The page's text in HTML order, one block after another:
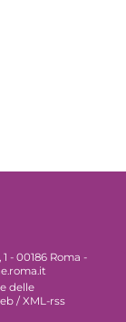
- 00186 Roma -
delle
/ XML-rss